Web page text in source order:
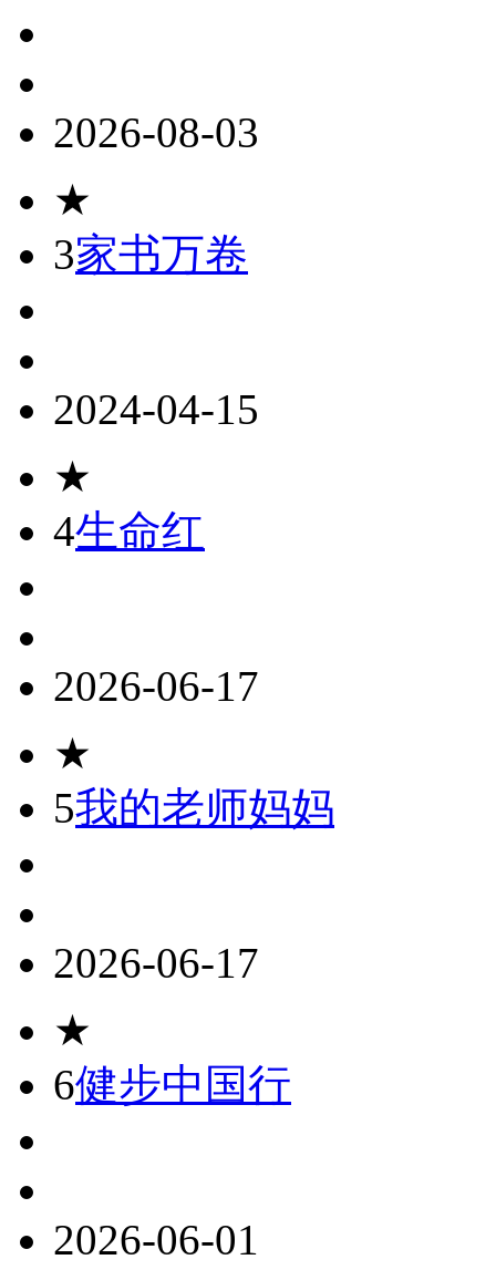
2026-08-03
★
3家书万卷
2024-04-15
★
4生命红
2026-06-17
★
5我的老师妈妈
2026-06-17
★
6健步中国行
2026-06-01